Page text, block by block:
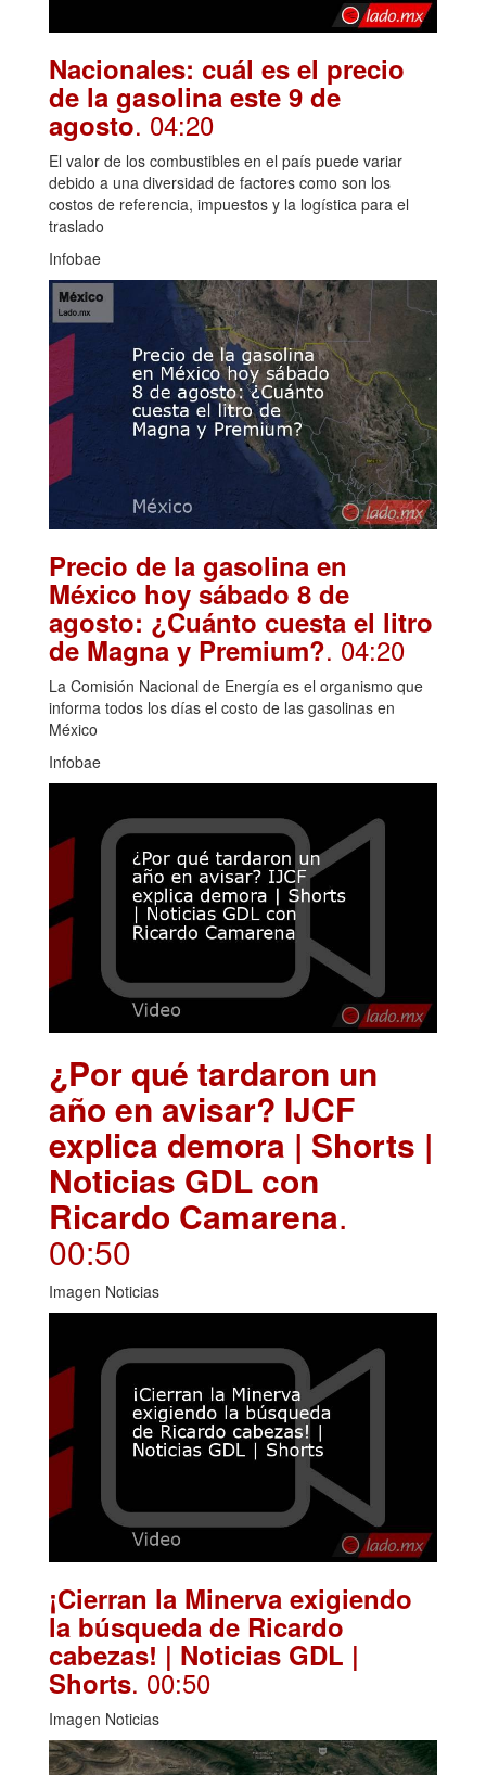
Nacionales: cuál es el precio
de la gasolina este 9 de
agosto. 04:20
El valor de los combustibles en el país puede variar
debido a una diversidad de factores como son los
costos de referencia, impuestos y la logística para el
traslado
Infobae
Precio de la gasolina en
México hoy sábado 8 de
agosto: ¿Cuánto cuesta el litro
de Magna y Premium?. 04:20
La Comisión Nacional de Energía es el organismo que
informa todos los días el costo de las gasolinas en
México
Infobae
¿Por qué tardaron un
año en avisar? IJCF
explica demora | Shorts |
Noticias GDL con
Ricardo Camarena.
00:50
Imagen Noticias
¡Cierran la Minerva exigiendo
la búsqueda de Ricardo
cabezas! | Noticias GDL |
Shorts. 00:50
Imagen Noticias